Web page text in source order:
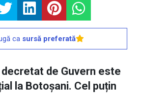
ca sursă preferată
de Guvern este
la Botoșani. Cel puțin